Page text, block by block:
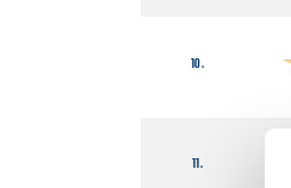
10.
11.